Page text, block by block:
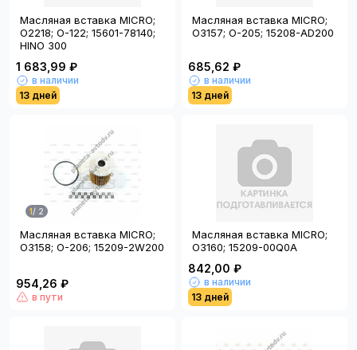
Масляная вставка MICRO;
O2218; O-122; 15601-78140;
HINO 300
1 683,99 ₽
в наличии
13 дней
Масляная вставка MICRO;
O3157; O-205; 15208-AD200
685,62 ₽
в наличии
13 дней
1/ 2
Масляная вставка MICRO;
O3158; O-206; 15209-2W200
954,26 ₽
в пути
Масляная вставка MICRO;
O3160; 15209-00Q0A
842,00 ₽
в наличии
13 дней